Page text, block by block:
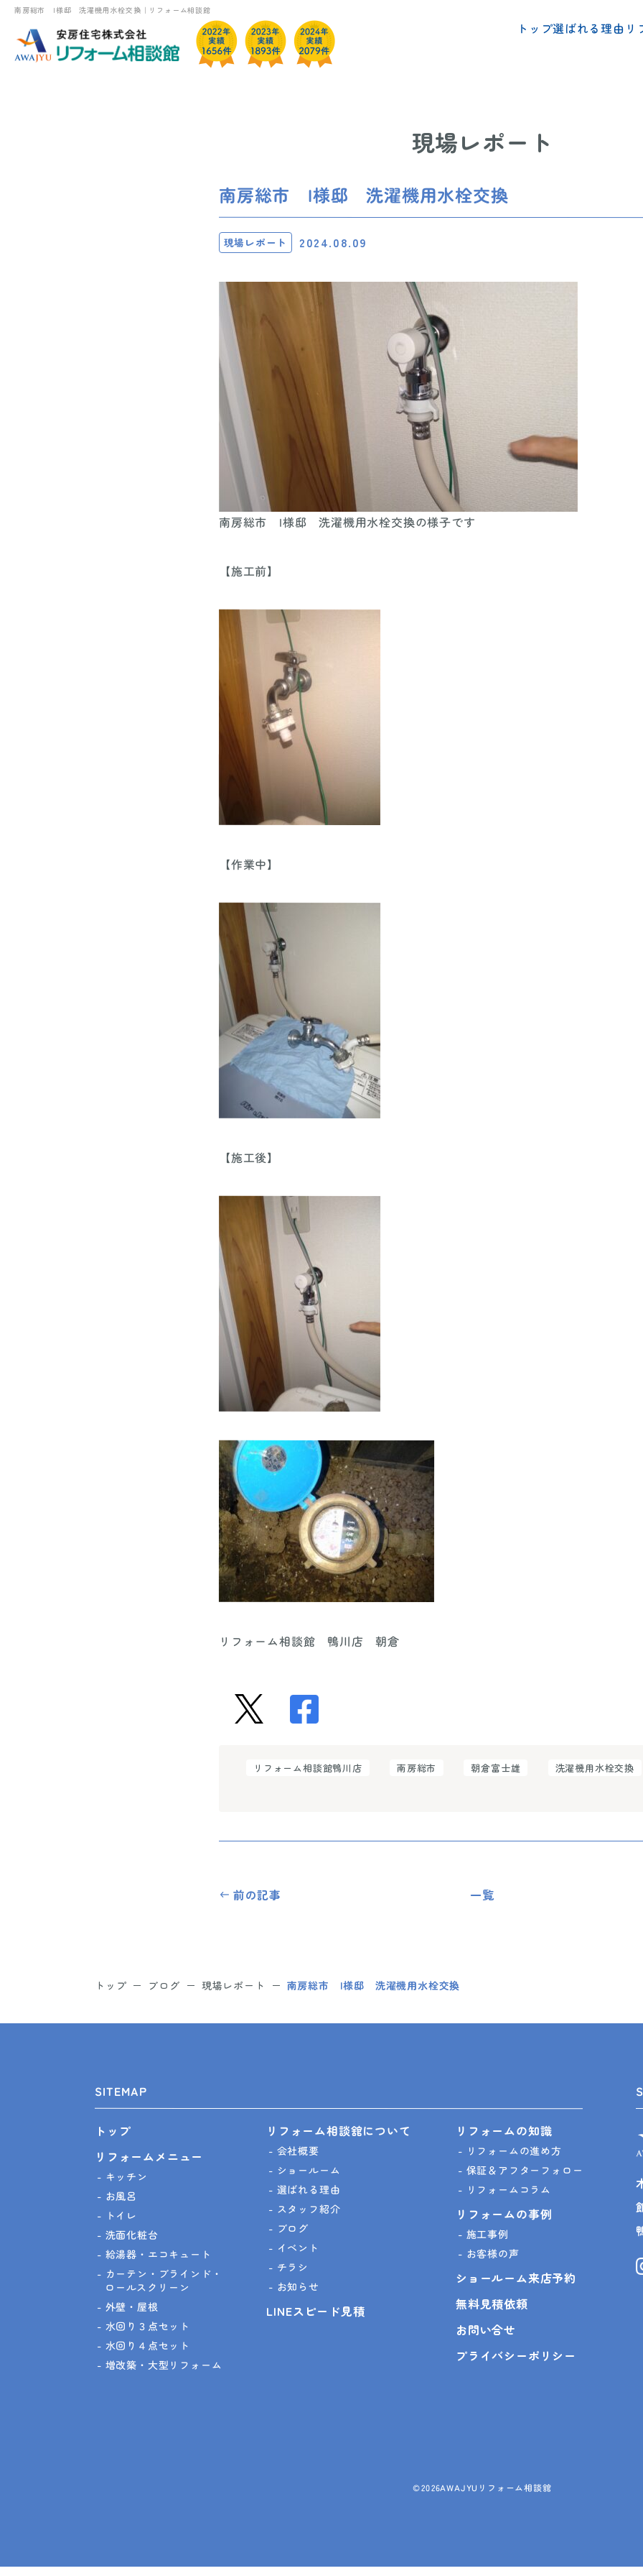
南房総市 I様邸 洗濯機用水栓交換｜リフォーム相談館
トップ選ばれる理由 リ
現場レポート
南房総市 I様邸 洗濯機用水栓交換
現場レポート 2024.08.09
南房総市 I様邸 洗濯機用水栓交換の様子です
【施工前】
【作業中】
【施工後】
リフォーム相談館 鴨川店 朝倉
リフォーム相談館鴨川店 南房総市 朝倉富士雄 洗濯機用水栓交換
前の記事 一覧
トップ ブログ 現場レポート 南房総市 I様邸 洗濯機用水栓交換
SITEMAP
トップ
リフォームメニュー
キッチン
お風呂
トイレ
洗面化粧台
給湯器・エコキュート
カーテン・ブラインド・
ロールスクリーン
外壁・屋根
水回り３点セット
水回り４点セット
増改築・大型リフォーム
リフォーム相談舘について
会社概要
ショールーム
選ばれる理由
スタッフ紹介
ブログ
イベント
チラシ
お知らせ
LINEスピード見積
リフォームの知識
リフォームの進め方
保証＆アフターフォロー
リフォームコラム
リフォームの事例
施工事例
お客様の声
ショールーム来店予約
無料見積依頼
お問い合せ
プライバシーポリシー
©2026AWAJYUリフォーム相談舘